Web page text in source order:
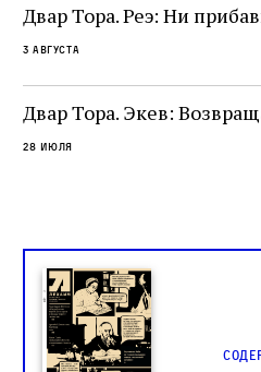
не просто покровитель
окружённый книгами.
одно решение которого
целой общины и стало
спора о том, кому
слово в переводе Библии
Двар Тора. Реэ: Ни
3 августа
Двар Тора. Экев:
28 июля